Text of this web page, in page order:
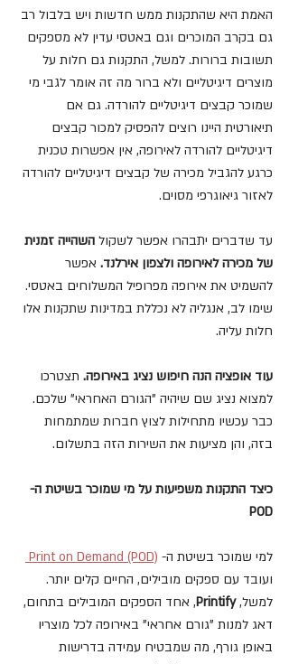
האמת היא שהתקנות ממש חדשות ויש בלבול רב
גם בקרב המוכרים וגם באטסי עדין לא מספקים
תשובות ברורות. למשל, התקנות גם חלות על
מוצרים דיגיטליים ולא ברור מה זה אומר לגבי מי
שמוכר קבצים דיגיטליים להורדה. גם אם
תיאורטית היינו רוצים להפסיק למכור קבצים
דיגיטליים להורדה לאירופה, אין אפשרות טכנית
כרגע להגביל מכירה של קבצים דיגיטליים להורדה
לאזור גיאוגרפי מסוים.
עד שדברים יתבהרו אפשר לשקול השהייה זמנית
של מכירה לאירופה ולצפון אירלנד. אפשר
להשמיט את אירופה מפרופיל המשלוחים באטסי.
שימו לב, אנגליה לא נכללת במדינות שתקנות אלו
חלות עליה.
עוד אופציה הנה חיפוש נציג באירופה. תצטרכו
למצוא נציג שם שיהיה "הגורם האחראי" שלכם.
כבר עכשיו מתחילות לצוץ חברות שמתמחות
בזה, והן מציעות את השירות הזה בתשלום.
כיצד התקנות משפיעות על מי שמוכר בשיטת ה-
POD
למי שמוכר בשיטת ה- Print on Demand (POD)
ועובד עם ספקים מובילים, החיים קלים יותר.
למשל, Printify, אחד הספקים המובילים בתחום,
דאג למנות "גורם אחראי" באירופה לכל מוצריו
באופן גורף, מה שמבטיח עמידה בדרישות